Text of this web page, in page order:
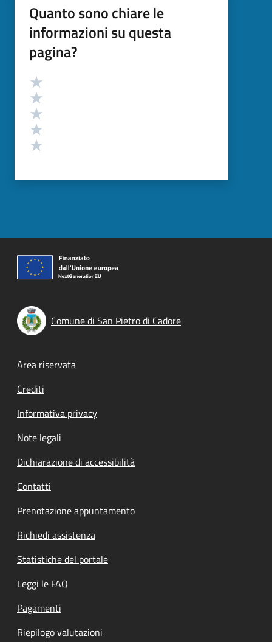
Quanto sono chiare le
informazioni su questa
pagina?
Valutazione
Comune di San Pietro di Cadore
Footer menu
Area riservata
Crediti
Informativa privacy
Note legali
Dichiarazione di accessibilità
Contatti
Prenotazione appuntamento
Richiedi assistenza
Statistiche del portale
Leggi le FAQ
Pagamenti
Riepilogo valutazioni